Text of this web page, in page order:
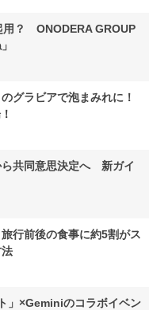
用？ ONODERA GROUP
グラビアで泡まみれに！
ら共同意思決定へ 新ガイ
行前後の食事に約5割がス
」×Geminiのコラボイベン